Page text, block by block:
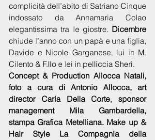
complicità dell’abito di Satriano Cinque
indossato da Annamaria Colao
elegantissima tra le giostre. Dicembre
chiude l’anno con un papà e una figlia,
Davide e Nicole Garganese, lui in M.
Cilento & F.llo e lei in pelliccia Sherì.
Concept & Production Allocca Natali,
foto a cura di Antonio Allocca, art
director Carla Della Corte, sponsor
management Mila Gambardella,
stampa Grafica Metelliana. Make up &
Hair Style La Compagnia della